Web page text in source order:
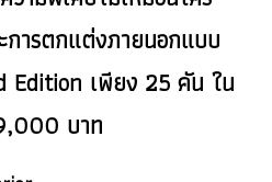
ารตกแต่งภายนอกแบบ
Edition เพียง 25 คัน ใน
บาท